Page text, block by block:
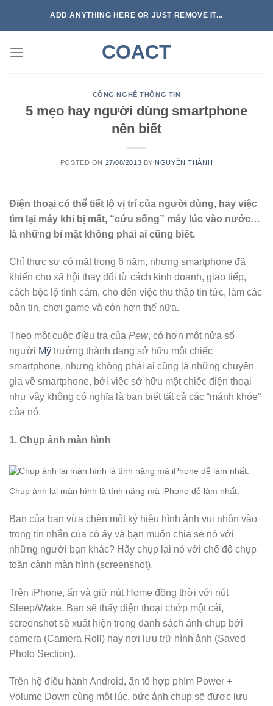
ADD ANYTHING HERE OR JUST REMOVE IT...
COACT
CÔNG NGHỆ THÔNG TIN
5 mẹo hay người dùng smartphone
nên biết
POSTED ON 27/08/2013 BY NGUYỄN THÀNH
Điện thoại có thể tiết lộ vị trí của người dùng, hay việc
tìm lại máy khi bị mất, “cứu sống” máy lúc vào nước…
là những bí mật không phải ai cũng biết.
Chỉ thực sự có mặt trong 6 năm, nhưng smartphone đã
khiến cho xã hội thay đổi từ cách kinh doanh, giao tiếp,
cách bộc lộ tình cảm, cho đến việc thu thập tin tức, làm các
bản tin, chơi game và còn hơn thế nữa.
Theo một cuộc điều tra của Pew, có hơn một nửa số
người Mỹ trưởng thành đang sở hữu một chiếc
smartphone, nhưng không phải ai cũng là những chuyên
gia về smartphone, bởi việc sở hữu một chiếc điện thoại
như vậy không có nghĩa là bạn biết tất cả các “mánh khóe”
của nó.
1. Chụp ảnh màn hình
Chụp ảnh lại màn hình là tính năng mà iPhone dễ làm nhất.
Bạn của bạn vừa chèn một ký hiệu hình ảnh vui nhộn vào
trong tin nhắn của cô ấy và bạn muốn chia sẻ nó với
những người bạn khác? Hãy chụp lại nó với chế độ chụp
toàn cảnh màn hình (screenshot).
Trên iPhone, ấn và giữ nút Home đồng thời với nút
Sleep/Wake. Bạn sẽ thấy điện thoại chớp một cái,
screenshot sẽ xuất hiện trong danh sách ảnh chụp bởi
camera (Camera Roll) hay nơi lưu trữ hình ảnh (Saved
Photo Section).
Trên hệ điều hành Android, ấn tổ hợp phím Power +
Volume Down cùng một lúc, bức ảnh chụp sẽ được lưu